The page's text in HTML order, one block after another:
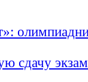
сдачу